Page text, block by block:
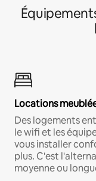
Locations
Des logements
le wifi et les
vous installer
plus. C'est
moyenne ou